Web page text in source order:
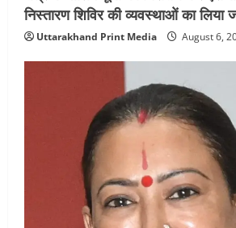
निस्तारण शिविर की व्यवस्थाओं का लिया
Uttarakhand Print Media August 6,